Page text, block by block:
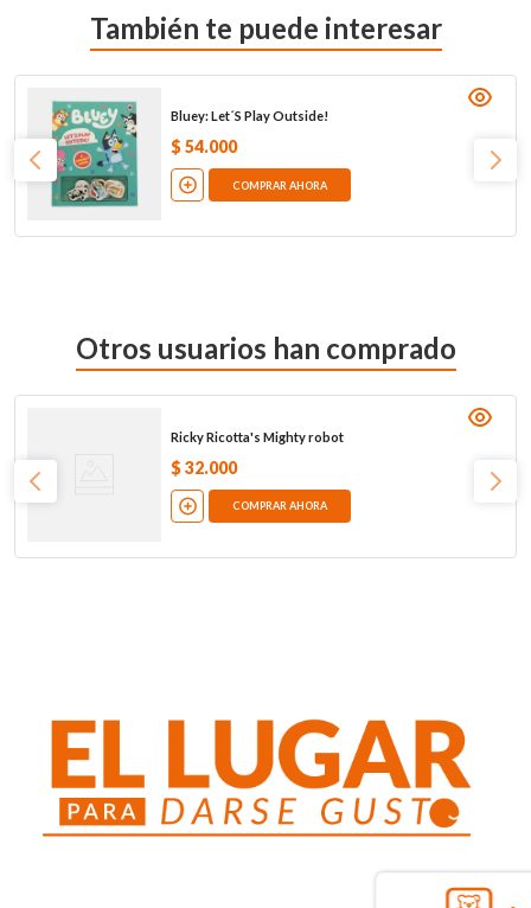
También te puede interesar
Bluey: Let´S Play Outside!
$ 54.000
COMPRAR AHORA
Otros usuarios han comprado
Ricky Ricotta's Mighty robot
$ 32.000
COMPRAR AHORA